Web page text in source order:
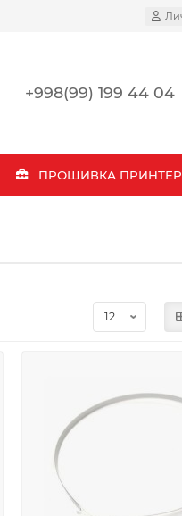
+998(99) 199 44 04
ПРОШИВКА